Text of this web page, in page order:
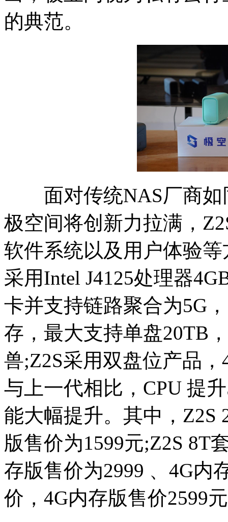
的典范。
面对传统NAS厂商如
极空间将创新力拉满，
软件系统以及用户体验
采用Intel J4125处理器
卡并支持链路聚合为5G
存，最大支持单盘20TB
兽;Z2S采用双盘位产品
与上一代相比，CPU 提
能大幅提升。其中，Z2S
版售价为1599元;Z2S 8T
存版售价为2999 、4G内
价，4G内存版售价2599